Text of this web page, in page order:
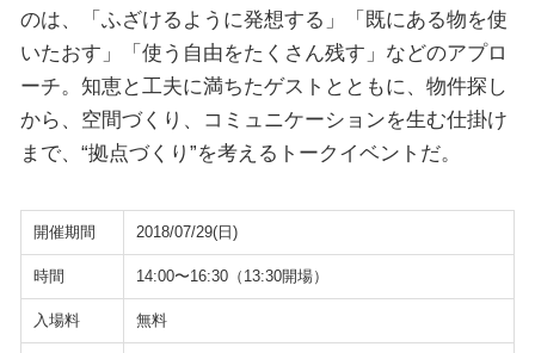
のは、「ふざけるように発想する」「既にある物を使
いたおす」「使う自由をたくさん残す」などのアプロ
ーチ。知恵と工夫に満ちたゲストとともに、物件探し
から、空間づくり、コミュニケーションを生む仕掛け
まで、“拠点づくり”を考えるトークイベントだ。
開催期間 2018/07/29(日)
時間 14:00〜16:30（13:30開場）
入場料 無料